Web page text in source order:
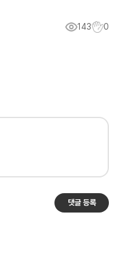
143 0
댓글 등록